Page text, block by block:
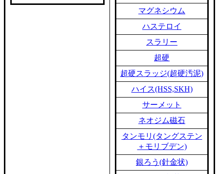
マグネシウム
ハステロイ
スラリー
超硬
超硬スラッジ(超硬汚泥)
ハイス(HSS,SKH)
サーメット
ネオジム磁石
タンモリ(タングステン
＋モリブデン)
銀ろう(針金状)